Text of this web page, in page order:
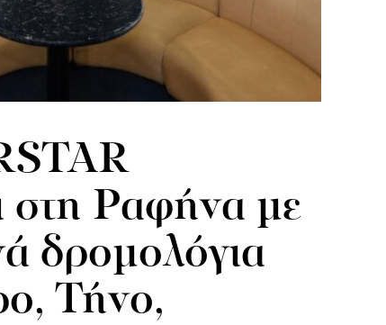
στη Ραφήνα με
δρομολόγια
Τήνο,